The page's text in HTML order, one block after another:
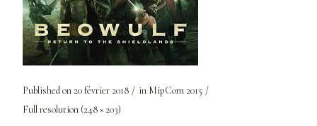
Published on 20 février 2018 in MipCom 2015
Full resolution (248 × 203)